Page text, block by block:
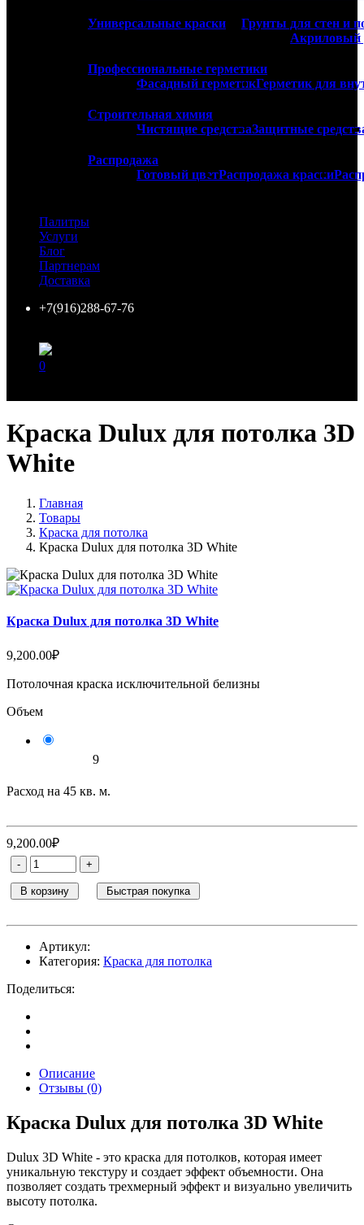
Универсальные краски
Грунты для стен и
Акриловый
Профессиональные герметики
Фасадный герметикГерметик для
Строительная химия
Чистящие средстваЗащитные
Распродажа
Готовый цветРаспродажа краски
Палитры
Услуги
Блог
Партнерам
Доставка
+7(916)288-67-76
0
Краска Dulux для потолка 3D
White
Главная
Товары
Краска для потолка
Краска Dulux для потолка 3D White
Краска Dulux для потолка 3D White
9,200.00₽
Потолочная краска исключительной белизны
Объем
9
Расход на 45 кв. м.
9,200.00₽
В корзину Быстрая покупка
Артикул:
Категория: Краска для потолка
Поделиться:
Описание
Отзывы (0)
Краска Dulux для потолка 3D White
Dulux 3D White - это краска для потолков, которая имеет
уникальную текстуру и создает эффект объемности. Она
позволяет создать трехмерный эффект и визуально увеличить
высоту потолка.